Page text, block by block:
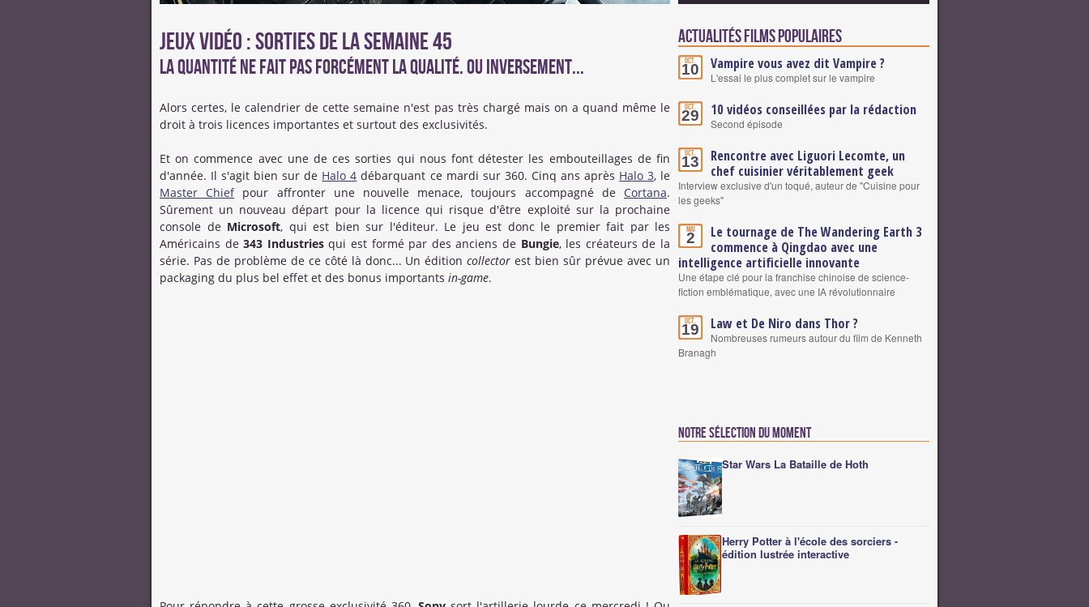
Jeux Vidéo : Sorties de la semaine 45
La quantité ne fait pas forcément la qualité. Ou inversement...
Alors certes, le calendrier de cette semaine n'est pas très chargé mais on a quand même le
droit à trois licences importantes et surtout des exclusivités.
Et on commence avec une de ces sorties qui nous font détester les embouteillages de fin
d'année. Il s'agit bien sur de Halo 4 débarquant ce mardi sur 360. Cinq ans après Halo 3, le
Master Chiefpour affronter une nouvelle menace, toujours accompagné de Cortana.
Sûrement un nouveau départ pour la licence qui risque d'être exploité sur la prochaine
console de Microsoft, qui est bien sur l'éditeur. Le jeu est donc le premier fait par les
Américains de343 Industriesqui est formé par des anciens de Bungie, les créateurs de la
série. Pas de problème de ce côté là donc... Un éditioncollector est bien sûr prévue avec un
packaging du plus bel effet et des bonus importants in-game.
Actualités Films populaires
Oct.
10 Vampire vous avez dit Vampire ?
L'essai le plus complet sur le vampire
Oct.
29 10 vidéos conseillées par la rédaction
Second épisode
Oct.
13
Rencontre avec Liguori Lecomte, un
chef cuisinier véritablement geek
Interview exclusive d'un toqué, auteur de "Cuisine pour
les geeks"
Mai
2
Le tournage de The Wandering Earth 3
commence à Qingdao avec une
intelligence artificielle innovante
Une étape clé pour la franchise chinoise de science-
fiction emblématique, avec une IA révolutionnaire
Oct.
19 Law et De Niro dans Thor ?
Nombreuses rumeurs autour du film de Kenneth
Branagh
Notre sélection du moment
Star Wars La Bataille de Hoth
Herry Potter à l'école des sorciers -
édition lustrée interactive